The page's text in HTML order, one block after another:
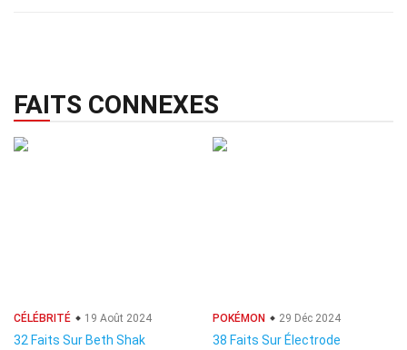
FAITS CONNEXES
CÉLÉBRITÉ 19 Août 2024
32 Faits Sur Beth Shak
POKÉMON 29 Déc 2024
38 Faits Sur Électrode